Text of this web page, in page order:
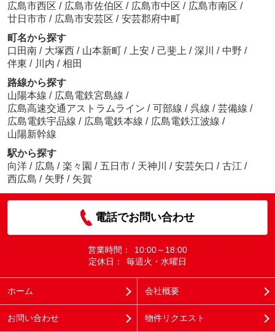
広島市西区 / 広島市佐伯区 / 広島市中区 / 広島市南区 /
廿日市市 / 広島市安芸区 / 安芸郡府中町
町名から探す
口田南 / 大塚西 / 山本新町 / 上安 / 己斐上 / 深川 / 中野 /
伴東 / 川内 / 相田
路線から探す
山陽本線 / 広島電鉄宮島線 /
広島高速交通アストラムライン / 可部線 / 呉線 / 芸備線 /
広島電鉄宇品線 / 広島電鉄本線 / 広島電鉄江波線 /
山陽新幹線
駅から探す
向洋 / 広島 / 楽々園 / 五日市 / 天神川 / 安芸矢口 / 古江 /
西広島 / 矢野 / 矢賀
電話でお問い合わせ
営業時間：
10:00～18:00
定休日：
毎週火・水曜日
ホーム 会社概要
お問い合わせ 物件リクエスト